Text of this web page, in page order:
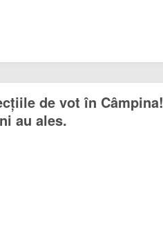
de vot în Câmpina!
au ales.